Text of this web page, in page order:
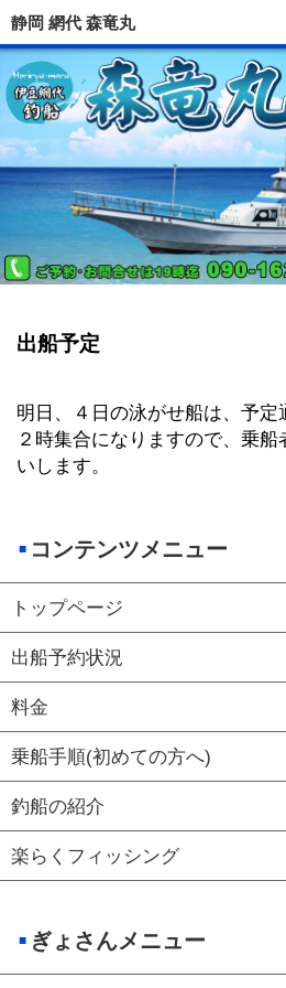
静岡 網代 森竜丸
出船予定
明日、 ４日の泳がせ船は、予定
２時集合になりますので、乗
いします。
コンテンツメニュー
トップページ
出船予約状況
料金
乗船手順(初めての方へ)
釣船の紹介
楽らくフィッシング
ぎょさんメニュー